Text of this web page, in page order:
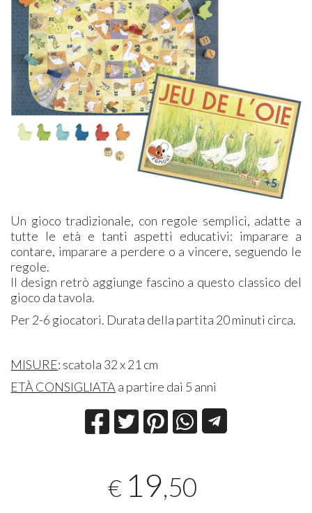
Un gioco tradizionale, con regole semplici, adatte a
tutte le età e tanti aspetti educativi: imparare a
contare, imparare a perdere o a vincere, seguendo le
regole.
Il design retrò aggiunge fascino a questo classico del
gioco da tavola.
Per 2-6 giocatori. Durata della partita 20 minuti circa.
MISURE: scatola 32 x 21 cm
ETÀ CONSIGLIATAa partire dai 5 anni
€ 19,50